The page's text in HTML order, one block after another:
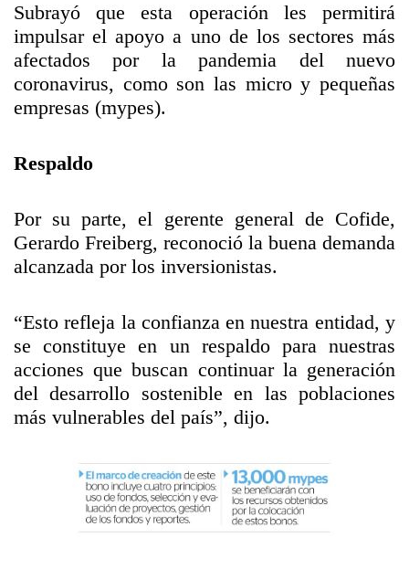
Subrayó que esta operación les permitirá
impulsar el apoyo a uno de los sectores más
afectados por la pandemia del nuevo
coronavirus, como son las micro y pequeñas
empresas (mypes).
Respaldo
Por su parte, el gerente general de Cofide,
Gerardo Freiberg, reconoció la buena demanda
alcanzada por los inversionistas.
“Esto refleja la confianza en nuestra entidad, y
se constituye en un respaldo para nuestras
acciones que buscan continuar la generación
del desarrollo sostenible en las poblaciones
más vulnerables del país”, dijo.